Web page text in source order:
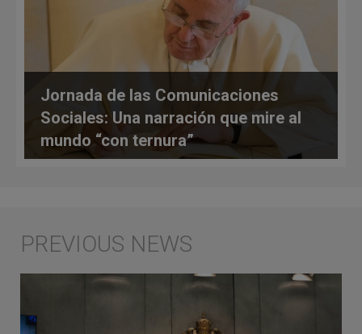
Jornada de las Comunicaciones
Sociales: Una narración que mire al
mundo “con ternura”